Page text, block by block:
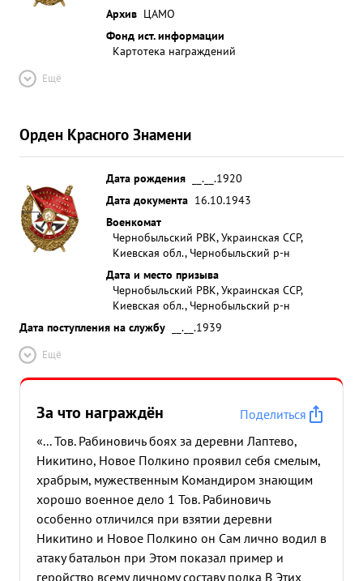
Архив ЦАМО
Фонд ист. информации
Картотека награждений
Ещё
Орден Красного Знамени
Дата рождения
__.__.1920
Дата документа 16.10.1943
Военкомат
Чернобыльский РВК, Украинская ССР,
Киевская обл., Чернобыльский р-н
Дата и место призыва
Чернобыльский РВК, Украинская ССР,
Киевская обл., Чернобыльский р-н
Дата поступления на службу
__.__.1939
Ещё
За что награждён
Поделиться
«... Тов. Рабиновичь боях за деревни Лаптево,
Никитино, Новое Полкино проявил себя смелым,
храбрым, мужественным Командиром знающим
хорошо военное дело 1 Тов. Рабиновичь
особенно отличился при взятии деревни
Никитино и Новое Полкино он Сам лично водил в
атаку батальон при Этом показал пример и
геройство всему личному составу полка В Этих